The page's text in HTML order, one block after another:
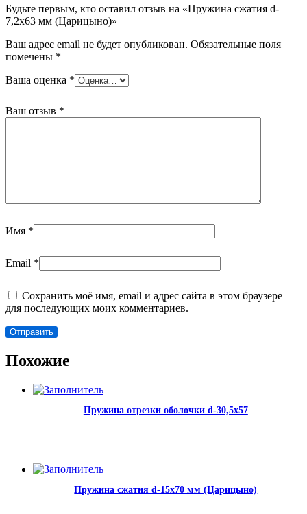
Будьте первым, кто оставил отзыв на «Пружина сжатия d-
7,2х63 мм (Царицыно)»
Ваш адрес email не будет опубликован. Обязательные поля
помечены *
Ваша оценка *
Ваш отзыв *
Имя *
Email *
Сохранить моё имя, email и адрес сайта в этом браузере
для последующих моих комментариев.
Похожие
Пружина отрезки оболочки d-30,5х57
Пружина сжатия d-15х70 мм (Царицыно)